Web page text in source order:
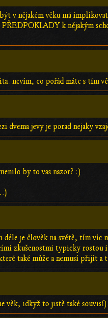
v nějakém věku má
k nějakým
nevím, co pořád máte s tím
jevy je porad nejaky
by to vas nazor? :)
je člověk na světě, tím víc
zkušenostmi typicky rostou
také může a nemusí přijít a
věk, idkyž to jistě také